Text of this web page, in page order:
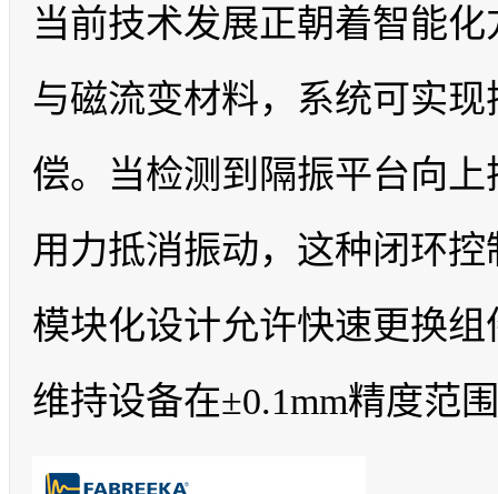
当前技术发展正朝着智能
与磁流变材料，系统可实
偿。当检测到隔振平台向
用力抵消振动，这种闭环
模块化设计允许快速更换
维持设备在±0.1mm精度范